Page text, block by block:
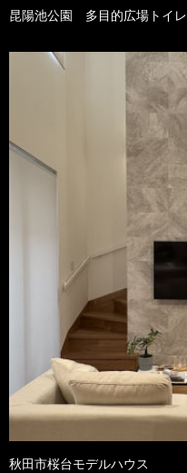
昆陽池公園 多目的広場トイレ
秋田市桜台モデルハウス